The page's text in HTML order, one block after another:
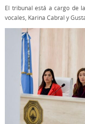
El tribunal está a cargo de
vocales, Karina Cabral y